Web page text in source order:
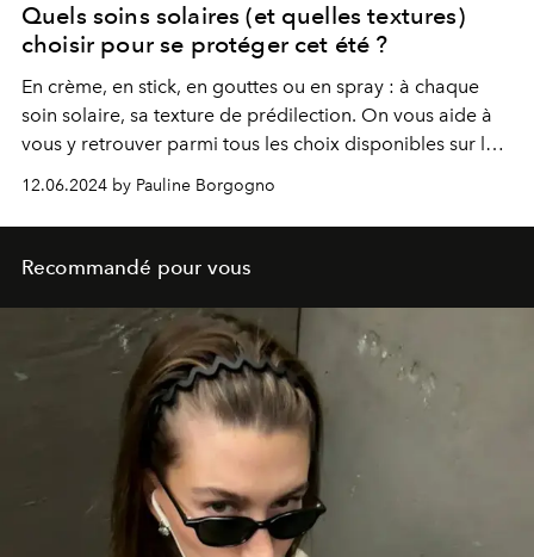
Quels soins solaires (et quelles textures)
choisir pour se protéger cet été ?
En crème, en stick, en gouttes ou en spray : à chaque
soin solaire, sa texture de prédilection. On vous aide à
vous y retrouver parmi tous les choix disponibles sur le
marché beauté en ce moment.
12.06.2024 by Pauline Borgogno
Recommandé pour vous